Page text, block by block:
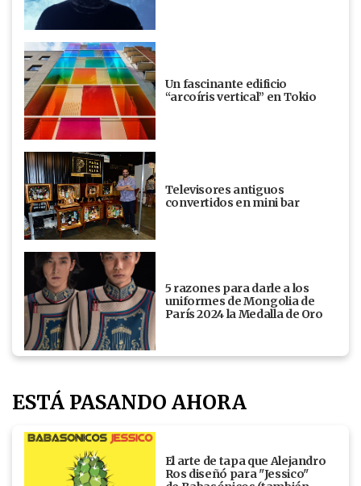
Un fascinante edificio
“arcoíris vertical” en Tokio
Televisores antiguos
convertidos en mini bar
5 razones para darle a los
uniformes de Mongolia de
París 2024 la Medalla de Oro
ESTÁ PASANDO AHORA
El arte de tapa que Alejandro
Ros diseñó para "Jessico"